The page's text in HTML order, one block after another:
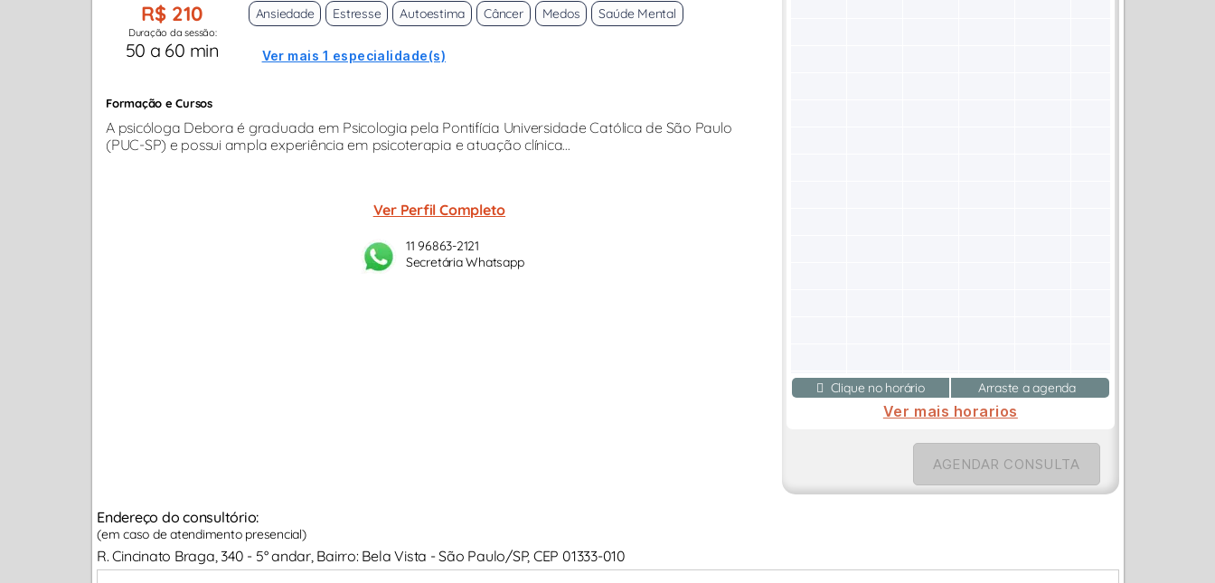
R$ 210
Duração da sessão:
50 a 60 min
Ansiedade Estresse Autoestima Câncer Medos Saúde Mental
Ver mais 1 especialidade(s)
Formação e Cursos
A psicóloga Debora é graduada em Psicologia pela Pontifícia Universidade Católica de São Paulo
(PUC-SP) e possui ampla experiência em psicoterapia e atuação clínica...
Ver Perfil Completo
11 96863-2121
Secretária Whatsapp
Clique no horário Arraste a agenda
Ver mais horarios
AGENDAR CONSULTA
Endereço do consultório:
(em caso de atendimento presencial)
R. Cincinato Braga, 340 - 5° andar, Bairro: Bela Vista - São Paulo/SP, CEP 01333-010